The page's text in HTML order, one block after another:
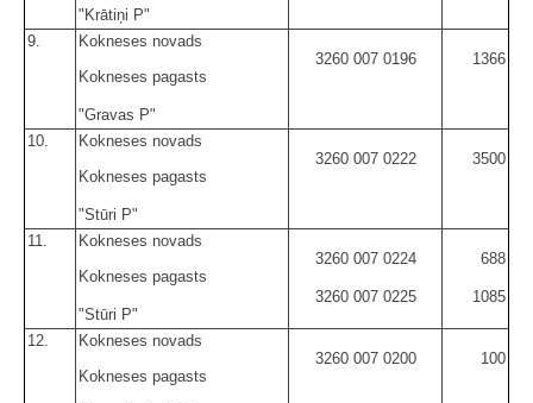
"Krātiņi P"
9.
Kokneses novads
Kokneses pagasts
"Gravas P"
3260 007 0196 1366
10.
Kokneses novads
Kokneses pagasts
"Stūri P"
3260 007 0222 3500
11.
Kokneses novads
Kokneses pagasts
"Stūri P"
3260 007 0224
3260 007 0225
688
1085
12.
Kokneses novads
Kokneses pagasts
3260 007 0200 100